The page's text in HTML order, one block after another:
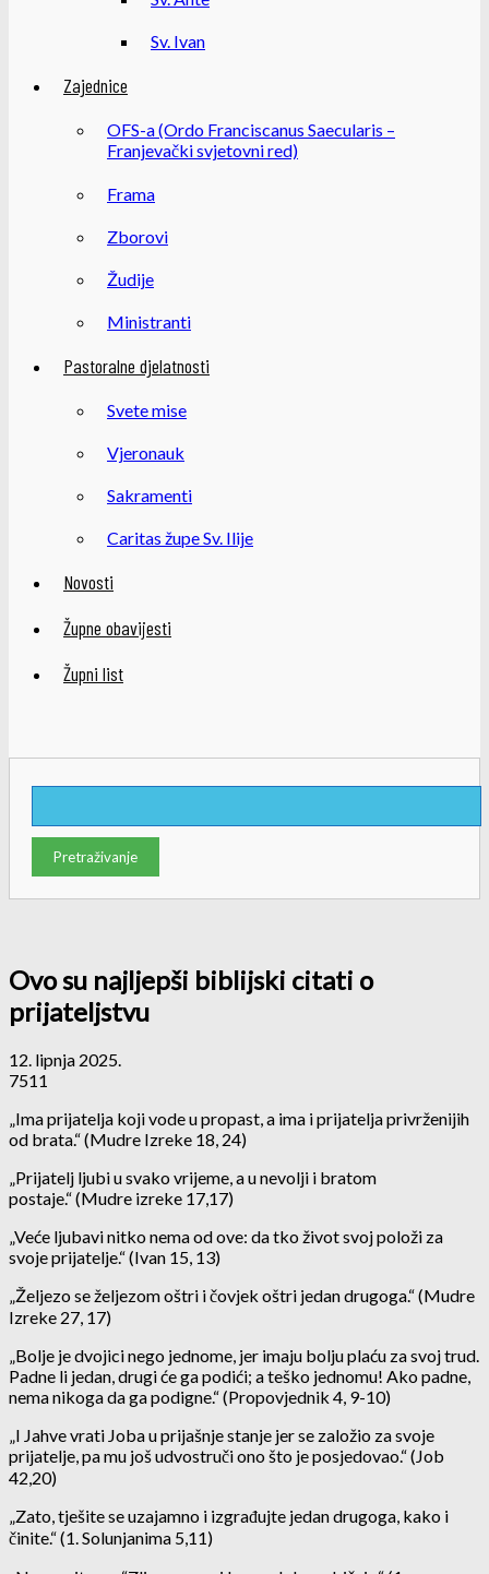
Sv. Ivan
Zajednice
OFS-a (Ordo Franciscanus Saecularis –
Franjevački svjetovni red)
Frama
Zborovi
Žudije
Ministranti
Pastoralne djelatnosti
Svete mise
Vjeronauk
Sakramenti
Caritas župe Sv. Ilije
Novosti
Župne obavijesti
Župni list
Ovo su najljepši biblijski citati o
prijateljstvu
12. lipnja 2025.
7511
„Ima prijatelja koji vode u propast, a ima i prijatelja privrženijih
od brata.“ (Mudre Izreke 18, 24)
„Prijatelj ljubi u svako vrijeme, a u nevolji i bratom
postaje.“ (Mudre izreke 17,17)
„Veće ljubavi nitko nema od ove: da tko život svoj položi za
svoje prijatelje.“ (Ivan 15, 13)
„Željezo se željezom oštri i čovjek oštri jedan drugoga.“ (Mudre
Izreke 27, 17)
„Bolje je dvojici nego jednome, jer imaju bolju plaću za svoj trud.
Padne li jedan, drugi će ga podići; a teško jednomu! Ako padne,
nema nikoga da ga podigne.“ (Propovjednik 4, 9-10)
„I Jahve vrati Joba u prijašnje stanje jer se založio za svoje
prijatelje, pa mu još udvostruči ono što je posjedovao.“ (Job
42,20)
„Zato, tješite se uzajamno i izgrađujte jedan drugoga, kako i
činite.“ (1. Solunjanima 5,11)